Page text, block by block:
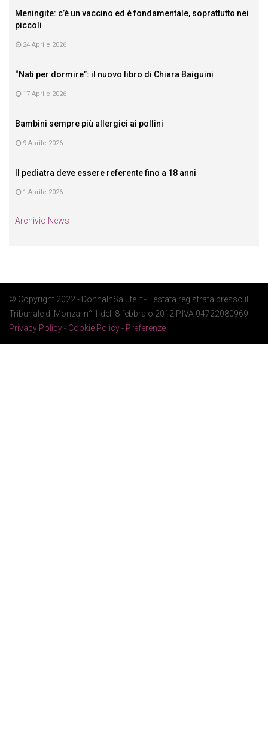
Meningite: c’è un vaccino ed è fondamentale, soprattutto nei
piccoli
24 Aprile 2026
“Nati per dormire”: il nuovo libro di Chiara Baiguini
17 Aprile 2026
Bambini sempre più allergici ai pollini
9 Aprile 2026
Il pediatra deve essere referente fino a 18 anni
1 Aprile 2026
Archivio News
© Copyright 2022 - DonnaInSalute.it - Testata registrata presso il
Tribunale di Monza: n° 1 dell'8 febbraio 2012 P.IVA 04722080969 -
Privacy Policy- Cookie Policy- Preferenze